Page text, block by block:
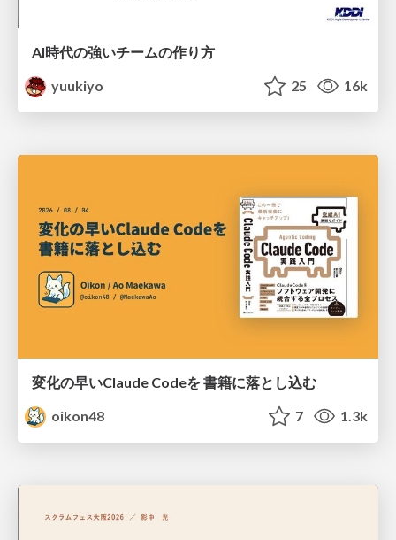
AI時代の強いチームの作り方
yuukiyo
25 16k
変化の早いClaude Codeを 書籍に落とし込む
oikon48
7 1.3k